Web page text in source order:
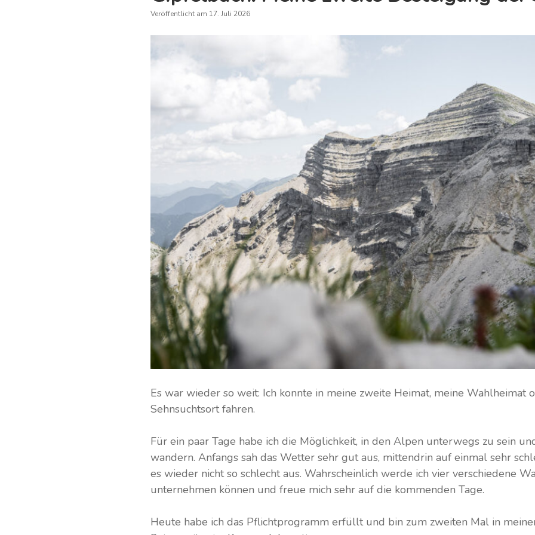
Veröffentlicht am 17. Juli 2026
Es war wieder so weit: Ich konnte in meine zweite Heimat, meine Wahlheimat
Sehnsuchtsort fahren.
Für ein paar Tage habe ich die Möglichkeit, in den Alpen unterwegs zu sein
wandern. Anfangs sah das Wetter sehr gut aus, mittendrin auf einmal sehr
es wieder nicht so schlecht aus. Wahrscheinlich werde ich vier verschiedene
unternehmen können und freue mich sehr auf die kommenden Tage.
Heute habe ich das Pflichtprogramm erfüllt und bin zum zweiten Mal in